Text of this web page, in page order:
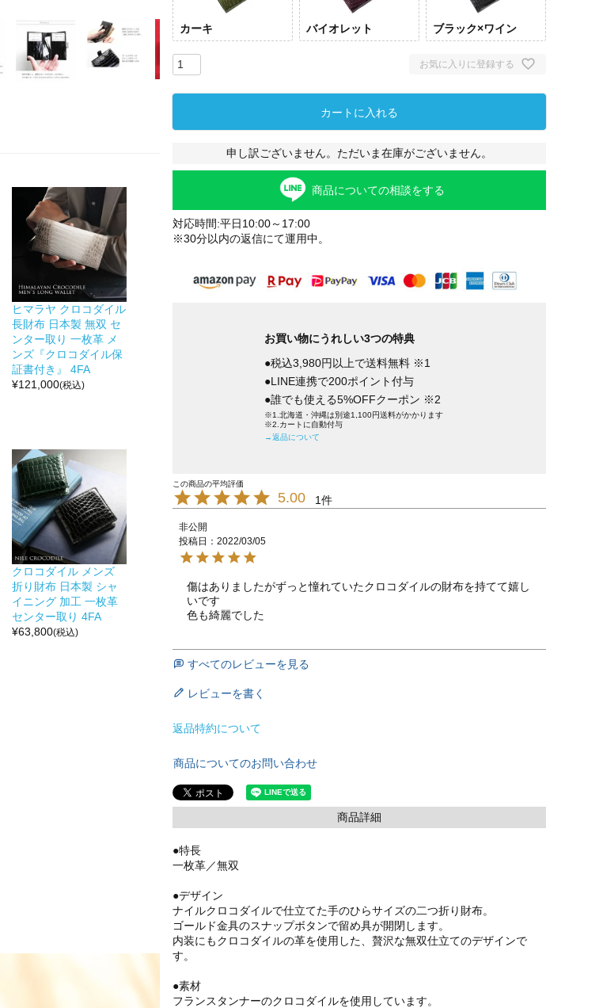
ヒマラヤ クロコダイル
長財布 日本製 無双 セ
ンター取り 一枚革 メ
ンズ『クロコダイル保
証書付き』 4FA
¥121,000(税込)
クロコダイル メンズ
折り財布 日本製 シャ
イニング 加工 一枚革
センター取り 4FA
¥63,800(税込)
カーキ バイオレット ブラック×ワイン
お気に入りに登録する
カートに入れる
申し訳ございません。ただいま在庫がございません。
商品についての相談をする
対応時間:平日10:00～17:00
※30分以内の返信にて運用中。
お買い物にうれしい3つの特典
●税込3,980円以上で送料無料 ※1
●LINE連携で200ポイント付与
●誰でも使える5%OFFクーポン ※2
※1.北海道・沖縄は別途1,100円送料がかかります
※2.カートに自動付与
→返品について
5.00 1
非公開
投稿日
2022/03/05
傷はありましたがずっと憧れていたクロコダイルの財布を持てて嬉し
いです
色も綺麗でした
すべてのレビューを見る
レビューを書く
返品特約について
商品についてのお問い合わせ
商品詳細
●特長
一枚革／無双
●デザイン
ナイルクロコダイルで仕立てた手のひらサイズの二つ折り財布。
ゴールド金具のスナップボタンで留め具が開閉します。
内装にもクロコダイルの革を使用した、贅沢な無双仕立てのデザインで
す。
●素材
フランスタンナーのクロコダイルを使用しています。